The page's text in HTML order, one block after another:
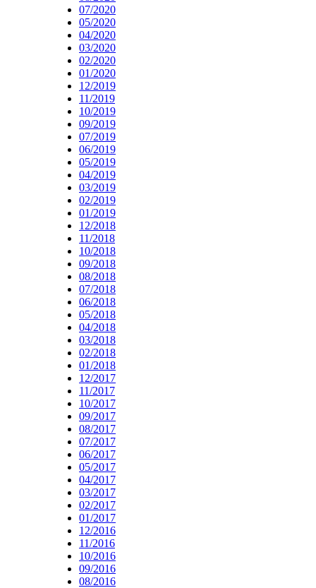
07/2020
05/2020
04/2020
03/2020
02/2020
01/2020
12/2019
11/2019
10/2019
09/2019
07/2019
06/2019
05/2019
04/2019
03/2019
02/2019
01/2019
12/2018
11/2018
10/2018
09/2018
08/2018
07/2018
06/2018
05/2018
04/2018
03/2018
02/2018
01/2018
12/2017
11/2017
10/2017
09/2017
08/2017
07/2017
06/2017
05/2017
04/2017
03/2017
02/2017
01/2017
12/2016
11/2016
10/2016
09/2016
08/2016